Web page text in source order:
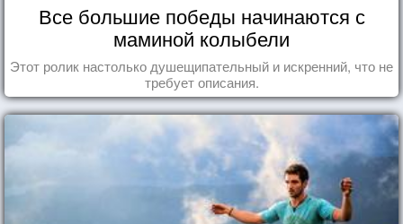
Все большие победы начинаются с
маминой колыбели
Этот ролик настолько душещипательный и искренний, что не
требует описания.